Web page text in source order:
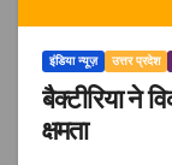
इंडिया न्यूज़ उत्तर प्रदेश
बैक्टीरिया ने
क्षमता